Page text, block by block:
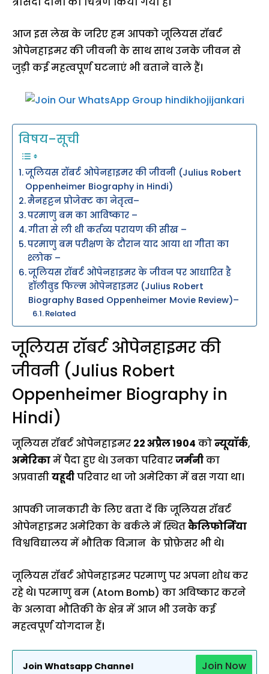
आज इस लेख के जरिए हम आपको जूलियस रॉबर्ट
ओपेनहाइमर की जीवनी के साथ साथ उनके जीवन से
जुड़ी कई महत्वपूर्ण घटनाएं भी बताने वाले हैं।
विषय–सूची
जूलियस रॉबर्ट ओपेनहाइमर की जीवनी (Julius Robert
Oppenheimer Biography in Hindi)
मैनहट्टन प्रोजेक्ट का नेतृत्व–
परमाणु बम का आविष्कार –
गीता से ली थी कर्तव्य परायण की सीख –
परमाणु बम परीक्षण के दौरान याद आया था गीता का
श्लोक –
जूलियस रॉबर्ट ओपेनहाइमर के जीवन पर आधारित है
हॉलीवुड फिल्म ओपेनहाइमर (Julius Robert
Biography Based Oppenheimer Movie Review)–
Related
जूलियस रॉबर्ट ओपेनहाइमर की
जीवनी (Julius Robert
Oppenheimer Biography in
Hindi)
जूलियस रॉबर्ट ओपेनहाइमर 22 अप्रैल 1904 कोन्यूयॉर्क,
अमेरिकामें पैदा हुए थे। उनका परिवारजर्मनीका
अप्रवासीयहूदीपरिवार था जो अमेरिका में बस गया था।
आपकी जानकारी के लिए बता दें कि जूलियस रॉबर्ट
ओपेनहाइमर अमेरिका के बर्कले में स्थितकैलिफोर्निया
विश्वविद्यालय में भौतिक विज्ञान के प्रोफ़ेसर भी थे।
जूलियस रॉबर्ट ओपेनहाइमर परमाणु पर अपना शोध कर
रहे थे। परमाणु बम (Atom Bomb) का अविष्कार करने
के अलावा भौतिकी के क्षेत्र में आज भी उनके कई
महत्वपूर्ण योगदान हैं।
Join Whatsapp Channel Join Now